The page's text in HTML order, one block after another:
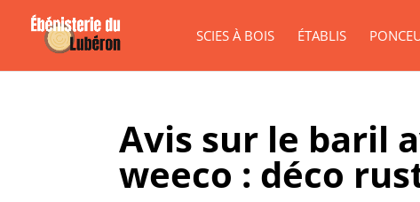
SCIES À BOIS ÉTABLIS
Avis sur le baril
weeco : déco